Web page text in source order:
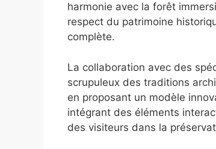
harmonie avec la forêt
respect du patrimoine
complète.
La collaboration avec des
scrupuleux des traditions
en proposant un modèle
intégrant des éléments
des visiteurs dans la